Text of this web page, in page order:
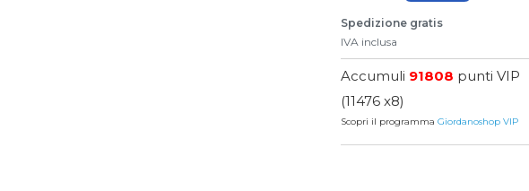
Spedizione gratis
IVA inclusa
Accumuli 91808 punti VIP
(11476 x8)
Scopri il programmaGiordanoshop VIP